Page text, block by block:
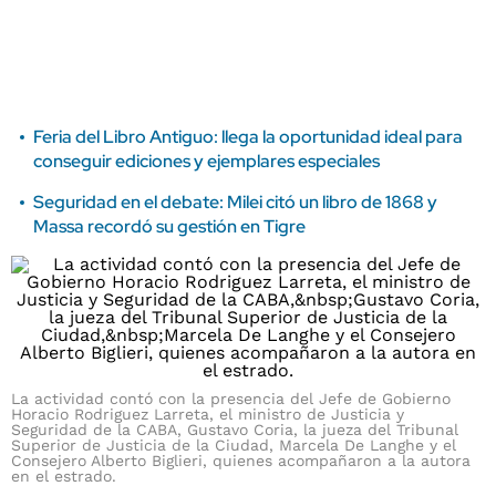
Feria del Libro Antiguo: llega la oportunidad ideal para
conseguir ediciones y ejemplares especiales
Seguridad en el debate: Milei citó un libro de 1868 y
Massa recordó su gestión en Tigre
La actividad contó con la presencia del Jefe de Gobierno
Horacio Rodriguez Larreta, el ministro de Justicia y
Seguridad de la CABA, Gustavo Coria, la jueza del Tribunal
Superior de Justicia de la Ciudad, Marcela De Langhe y el
Consejero Alberto Biglieri, quienes acompañaron a la autora
en el estrado.